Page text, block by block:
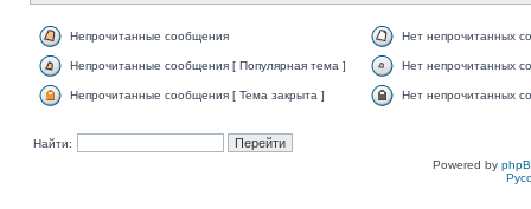
Непрочитанные сообщения Нет непрочитанных
Непрочитанные сообщения [ Популярная тема ] Нет непрочитанных
Непрочитанные сообщения [ Тема закрыта ] Нет непрочитанных
Найти:
Powered by